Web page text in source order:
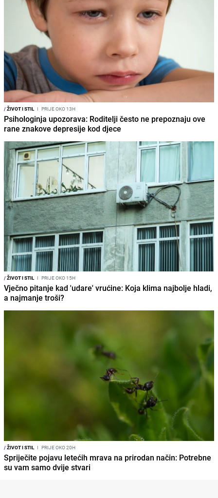
/ŽIVOT I STIL I PRIJE OKO 13H
Psihologinja upozorava: Roditelji često ne prepoznaju ove
rane znakove depresije kod djece
/ŽIVOT I STIL I PRIJE OKO 15H
Vječno pitanje kad 'udare' vrućine: Koja klima najbolje hladi,
a najmanje troši?
/ŽIVOT I STIL I PRIJE OKO 20H
Spriječite pojavu letećih mrava na prirodan način: Potrebne
su vam samo dvije stvari